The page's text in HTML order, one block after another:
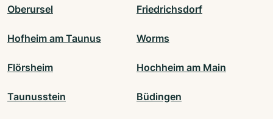
Oberursel Friedrichsdorf
Hofheim am Taunus Worms
Flörsheim Hochheim am Main
Taunusstein Büdingen